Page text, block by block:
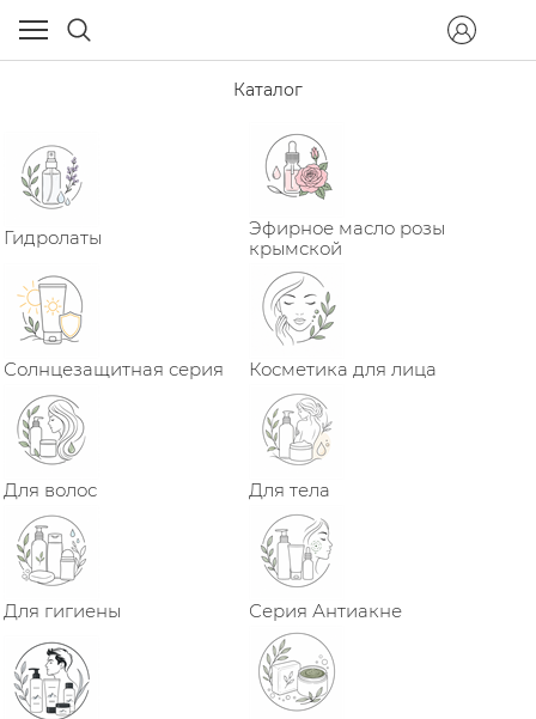
Каталог
Гидролаты
Эфирное масло розы
крымской
Солнцезащитная серия Косметика для лица
Для волос Для тела
Для гигиены Серия Антиакне